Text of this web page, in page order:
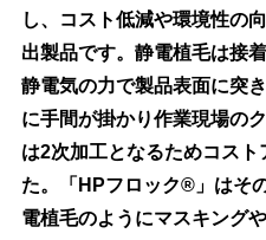
し、コスト低減や環境性の
出製品です。静電植毛は接
静電気の力で製品表面に突
に手間が掛かり作業現場の
は2次加工となるためコス
た。「HPフロック®」はそ
電植毛のようにマスキング